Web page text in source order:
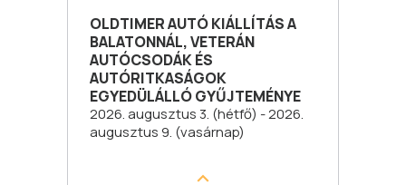
OLDTIMER AUTÓ KIÁLLÍTÁS A
BALATONNÁL, VETERÁN
AUTÓCSODÁK ÉS
AUTÓRITKASÁGOK
EGYEDÜLÁLLÓ GYŰJTEMÉNYE
2026. augusztus 3. (hétfő) - 2026.
augusztus 9. (vasárnap)